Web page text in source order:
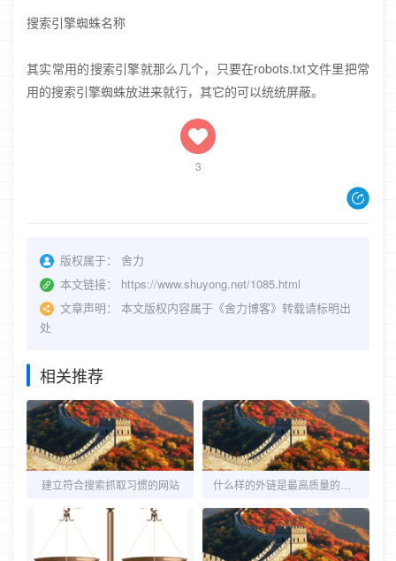
搜索引擎蜘蛛名称
其实常用的搜索引擎就那么几个，只要在robots.txt文件里把常
用的搜索引擎蜘蛛放进来就行，其它的可以统统屏蔽。
3
版权属于：
舍力
本文链接：
https://www.shuyong.net/1085.html
文章声明：
本文版权内容属于《舍力博客》转载请标明出
处
相关推荐
建立符合搜索抓取习惯的网站